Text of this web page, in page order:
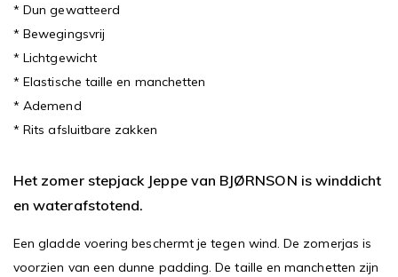
* Dun gewatteerd
* Bewegingsvrij
* Lichtgewicht
* Elastische taille en manchetten
* Ademend
* Rits afsluitbare zakken
Het zomer stepjack Jeppe van BJØRNSON is winddicht
en waterafstotend.
Een gladde voering beschermt je tegen wind. De zomerjas is
voorzien van een dunne padding. De taille en manchetten zijn